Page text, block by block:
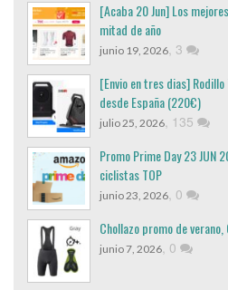
[Acaba 20 Jun] Los
mitad de año
junio 19, 2026, 3
[Envio en tres dias]
desde España (220€)
julio 25, 2026, 135
Promo Prime Day 23 JUN
ciclistas TOP
junio 23, 2026, 0
Chollazo promo de
junio 7, 2026, 0